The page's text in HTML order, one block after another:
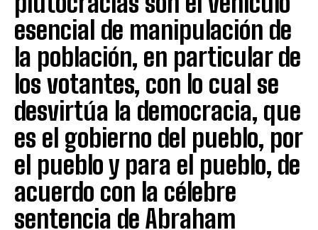
esencial de manipulación de
la población, en particular de
los votantes, con lo cual se
desvirtúa la democracia, que
es el gobierno del pueblo, por
el pueblo y para el pueblo, de
acuerdo con la célebre
sentencia de Abraham